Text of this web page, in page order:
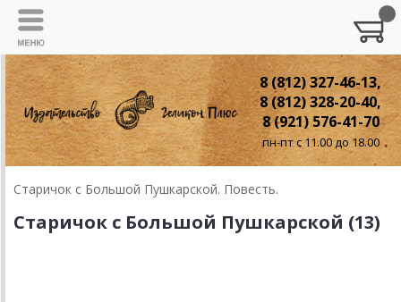
8 (812) 327-46-13,
8 (812) 328-20-40,
8 (921) 576-41-70
пн-пт с 11.00 до 18.00
Старичок с Большой Пушкарской. Повесть.
Старичок с Большой Пушкарской (13)